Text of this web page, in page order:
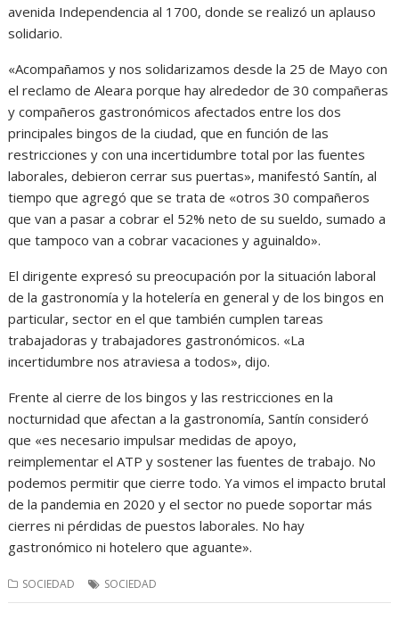
avenida Independencia al 1700, donde se realizó un aplauso
solidario.
«Acompañamos y nos solidarizamos desde la 25 de Mayo con
el reclamo de Aleara porque hay alrededor de 30 compañeras
y compañeros gastronómicos afectados entre los dos
principales bingos de la ciudad, que en función de las
restricciones y con una incertidumbre total por las fuentes
laborales, debieron cerrar sus puertas», manifestó Santín, al
tiempo que agregó que se trata de «otros 30 compañeros
que van a pasar a cobrar el 52% neto de su sueldo, sumado a
que tampoco van a cobrar vacaciones y aguinaldo».
El dirigente expresó su preocupación por la situación laboral
de la gastronomía y la hotelería en general y de los bingos en
particular, sector en el que también cumplen tareas
trabajadoras y trabajadores gastronómicos. «La
incertidumbre nos atraviesa a todos», dijo.
Frente al cierre de los bingos y las restricciones en la
nocturnidad que afectan a la gastronomía, Santín consideró
que «es necesario impulsar medidas de apoyo,
reimplementar el ATP y sostener las fuentes de trabajo. No
podemos permitir que cierre todo. Ya vimos el impacto brutal
de la pandemia en 2020 y el sector no puede soportar más
cierres ni pérdidas de puestos laborales. No hay
gastronómico ni hotelero que aguante».
SOCIEDAD SOCIEDAD